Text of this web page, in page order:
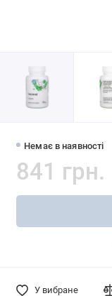
Немає в наявності
841 грн.
У вибране